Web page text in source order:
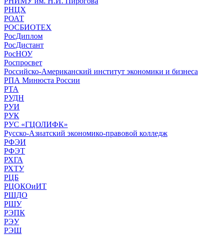
РНЦХ
РОАТ
РОСБИОТЕХ
РосДиплом
РосДистант
РосНОУ
Роспросвет
Российско-Американский институт экономики и бизнеса
РПА Минюста России
РТА
РУДН
РУИ
РУК
РУС «ГЦОЛИФК»
Русско-Азиатский экономико-правовой колледж
РФЭИ
РФЭТ
РХГА
РХТУ
РЦБ
РЦОКОиИТ
РШДО
РШУ
РЭПК
РЭУ
РЭШ